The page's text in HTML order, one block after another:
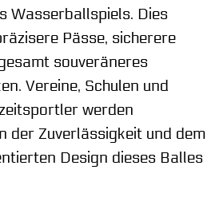
Wasserballspiels. Dies
Pässe, sicherere
souveräneres
Vereine, Schulen und
werden
der Zuverlässigkeit und dem
Design dieses Balles